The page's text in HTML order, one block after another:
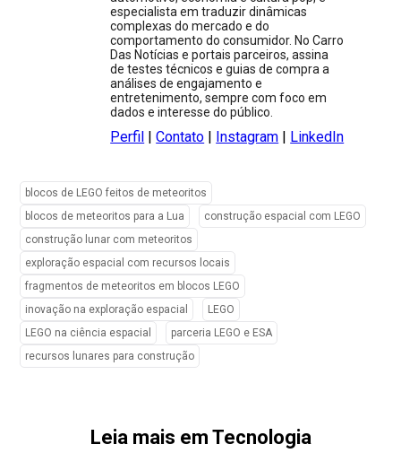
especialista em traduzir dinâmicas
complexas do mercado e do
comportamento do consumidor. No Carro
Das Notícias e portais parceiros, assina
de testes técnicos e guias de compra a
análises de engajamento e
entretenimento, sempre com foco em
dados e interesse do público.
Perfil |Contato Instagram LinkedIn
blocos de LEGO feitos de meteoritos
blocos de meteoritos para a Lua
construção espacial com LEGO
construção lunar com meteoritos
exploração espacial com recursos locais
fragmentos de meteoritos em blocos LEGO
inovação na exploração espacial
LEGO
LEGO na ciência espacial
parceria LEGO e ESA
recursos lunares para construção
Leia mais em Tecnologia